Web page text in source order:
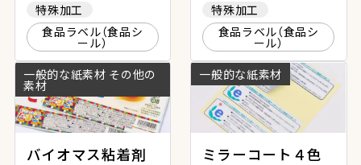
特殊加工
食品ラベル（食品シ
ール）
特殊加工
食品ラベル（食品シ
ール）
一般的な紙素材 その他の
素材
バイオマス粘着剤
一般的な紙素材
ミラーコート４色